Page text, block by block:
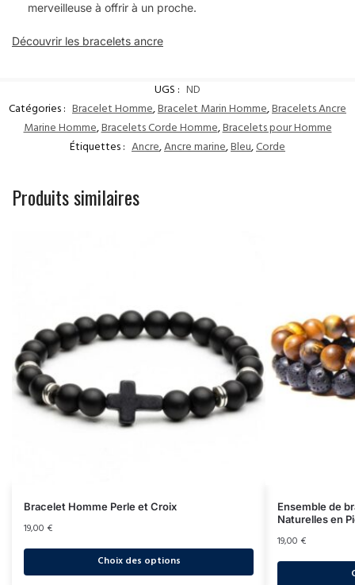
merveilleuse à offrir à un proche.
Découvrir les bracelets ancre
UGS : ND
Catégories : Bracelet Homme,Bracelet Marin Homme,Bracelets Ancre
Marine Homme,Bracelets Corde Homme,Bracelets pour Homme
Étiquettes : Ancre,Ancre marine,Bleu,Corde
Produits similaires
Bracelet Homme Perle et Croix
19,00 €
Choix des options
Ensemble de
Naturelles en
19,00 €